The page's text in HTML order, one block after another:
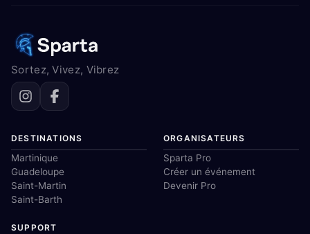
Sortez, Vivez, Vibrez
DESTINATIONS
Martinique
Guadeloupe
Saint-Martin
Saint-Barth
ORGANISATEURS
Sparta Pro
Créer un événement
Devenir Pro
SUPPORT